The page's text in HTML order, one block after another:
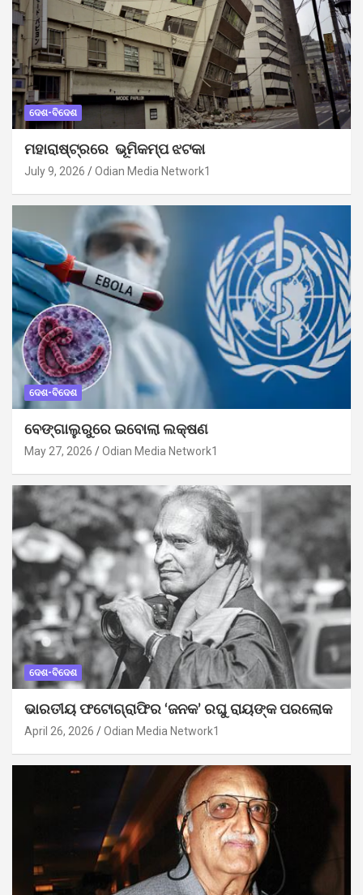
ଦେଶ-ବିଦେଶ
ମହାରାଷ୍ଟ୍ରରେ ଭୂମିକମ୍ପ ଝଟକା
July 9, 2026 Odian Media Network1
ଦେଶ-ବିଦେଶ
ବେଙ୍ଗାଲୁରୁରେ ଇବୋଲା ଲକ୍ଷଣ
May 27, 2026 Odian Media Network1
ଦେଶ-ବିଦେଶ
ଭାରତୀୟ ଫଟୋଗ୍ରାଫିର ‘ଜନକ’ ରଘୁ ରାୟଙ୍କ ପରଲୋକ
April 26, 2026 Odian Media Network1